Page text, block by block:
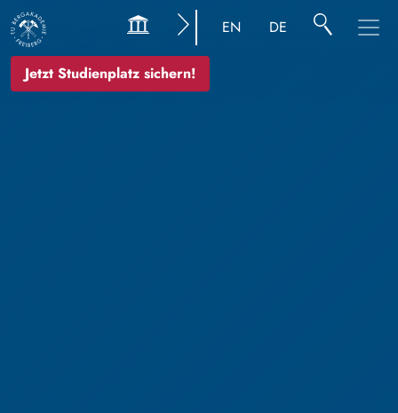
Jetzt Studienplatz sichern!
EN DE